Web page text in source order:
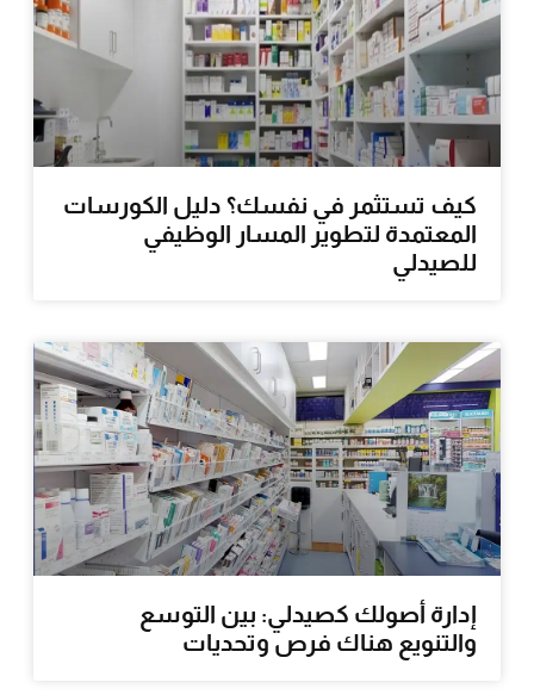
كيف تستثمر في نفسك؟ دليل الكورسات
المعتمدة لتطوير المسار الوظيفي
للصيدلي
إدارة أصولك كصيدلي: بين التوسع
والتنويع هناك فرص وتحديات